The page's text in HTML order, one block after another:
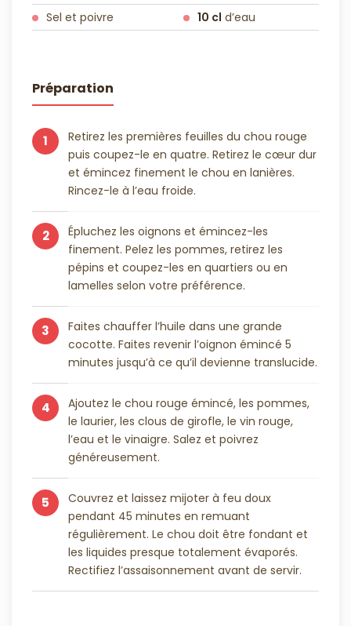
Sel et poivre
10 cl d’eau
Préparation
1
Retirez les premières feuilles du chou rouge
puis coupez-le en quatre. Retirez le cœur dur
et émincez finement le chou en lanières.
Rincez-le à l’eau froide.
2
Épluchez les oignons et émincez-les
finement. Pelez les pommes, retirez les
pépins et coupez-les en quartiers ou en
lamelles selon votre préférence.
3
Faites chauffer l’huile dans une grande
cocotte. Faites revenir l’oignon émincé 5
minutes jusqu’à ce qu’il devienne translucide.
4
Ajoutez le chou rouge émincé, les pommes,
le laurier, les clous de girofle, le vin rouge,
l’eau et le vinaigre. Salez et poivrez
généreusement.
5
Couvrez et laissez mijoter à feu doux
pendant 45 minutes en remuant
régulièrement. Le chou doit être fondant et
les liquides presque totalement évaporés.
Rectifiez l’assaisonnement avant de servir.